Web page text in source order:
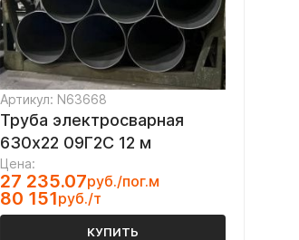
Артикул: N63668
Труба электросварная
630х22 09Г2С 12 м
Цена:
27 235.07руб./пог.м
80 151руб./т
КУПИТЬ